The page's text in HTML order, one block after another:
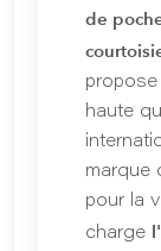
de
haute
marque
pour la
charge